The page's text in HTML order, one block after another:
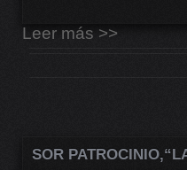
Leer más >>
SOR